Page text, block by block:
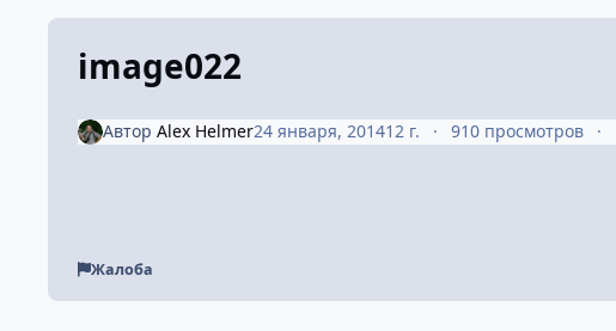
image022
Автор Alex Helmer24 января, 201412 г. 910 просмотров
Жалоба